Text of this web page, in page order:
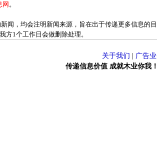
网 。
闻，均会注明新闻来源，旨在出于传递更多信息的
方1个工作日会做删除处理。
关于我们
广告
传递信息价值 成就木业你我